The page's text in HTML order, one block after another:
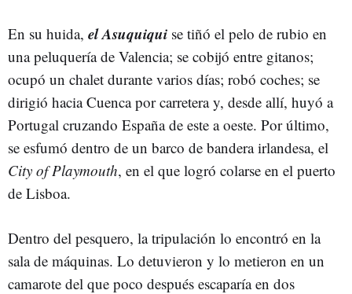
En su huida, el Asuquiqui se tiñó el pelo de rubio en
una peluquería de Valencia; se cobijó entre gitanos;
ocupó un chalet durante varios días; robó coches; se
dirigió hacia Cuenca por carretera y, desde allí, huyó a
Portugal cruzando España de este a oeste. Por último,
se esfumó dentro de un barco de bandera irlandesa, el
City of Playmouth, en el que logró colarse en el puerto
de Lisboa.
Dentro del pesquero, la tripulación lo encontró en la
sala de máquinas. Lo detuvieron y lo metieron en un
camarote del que poco después escaparía en dos